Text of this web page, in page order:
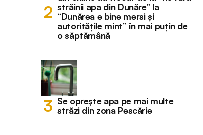
străinii apa din Dunăre” la
“Dunărea e bine mersi și
autoritățile mint” în mai puțin de
o săptămână
Se oprește apa pe mai multe
străzi din zona Pescărie